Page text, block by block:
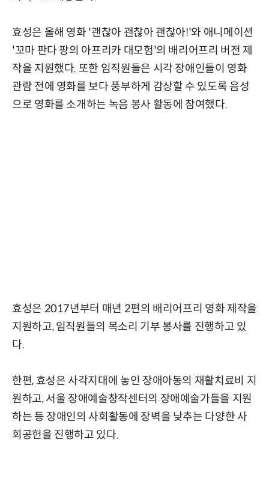
효성은 올해 영화 '괜찮아 괜찮아 괜찮아!'와 애니메이션
'꼬마 판다 팡의 아프리카 대모험'의 배리어프리 버전 제
작을 지원했다. 또한 임직원들은 시각 장애인들이 영화
관람 전에 영화를 보다 풍부하게 감상할 수 있도록 음성
으로 영화를 소개하는 녹음 봉사 활동에 참여했다.
효성은 2017년부터 매년 2편의 배리어프리 영화 제작을
지원하고, 임직원들의 목소리 기부 봉사를 진행하고 있
다.
한편, 효성은 사각지대에 놓인 장애아동의 재활치료비 지
원하고, 서울 장애예술창작센터의 장애예술가들을 지원
하는 등 장애인의 사회활동에 장벽을 낮추는 다양한 사
회공헌을 진행하고 있다.